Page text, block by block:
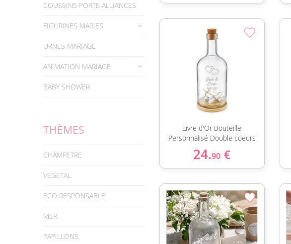
COUSSINS PORTE ALLIANCES
FIGURINES MARIES
URNES MARIAGE
ANIMATION MARIAGE
BABY SHOWER
THÈMES
CHAMPETRE
VEGETAL
ECO RESPONSABLE
MER
PAPILLONS
Livre d'Or Bouteille
Personnalisé Double coeurs
24.90 €